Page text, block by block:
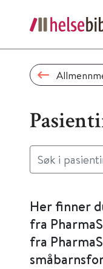
Her finner
fra
fra